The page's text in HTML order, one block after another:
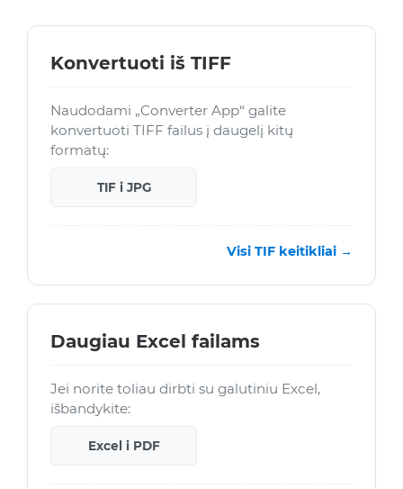
Konvertuoti iš TIFF
Naudodami „Converter App“ galite
konvertuoti TIFF failus į daugelį kitų
formatų:
TIF i JPG
Visi TIF keitikliai →
Daugiau Excel failams
Jei norite toliau dirbti su galutiniu Excel,
išbandykite:
Excel i PDF